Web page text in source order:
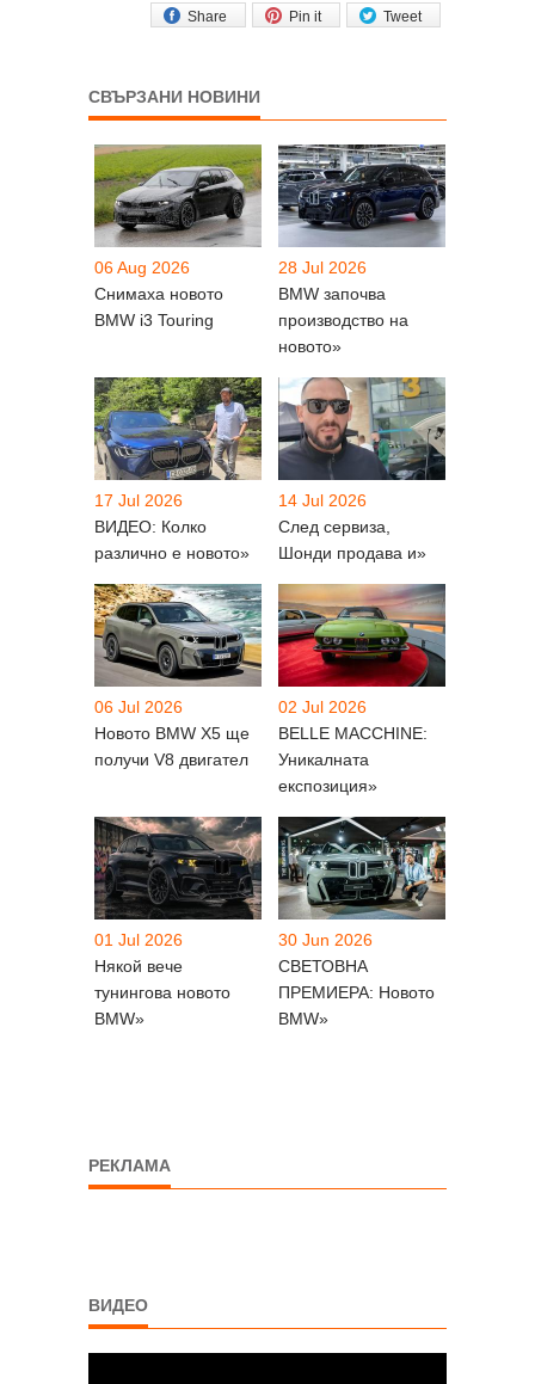
Tweet
Pin it
Share
СВЪРЗАНИ НОВИНИ
06 Aug 2026
Снимаха новото
BMW i3 Touring
28 Jul 2026
BMW започва
производство на
новото»
17 Jul 2026
ВИДЕО: Колко
различно е новото»
14 Jul 2026
След сервиза,
Шонди продава и»
06 Jul 2026
Новото BMW X5 ще
получи V8 двигател
02 Jul 2026
BELLE MACCHINE:
Уникалната
експозиция»
01 Jul 2026
Някой вече
тунингова новото
BMW»
30 Jun 2026
СВЕТОВНА
ПРЕМИЕРА: Новото
BMW»
РЕКЛАМА
ВИДЕО